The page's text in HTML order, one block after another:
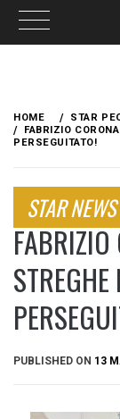
content
HOME
STAR
FABRIZIO
PERSEGUITATO!
STAR NEWS
FABRIZIO
PUBLISHED ON 13